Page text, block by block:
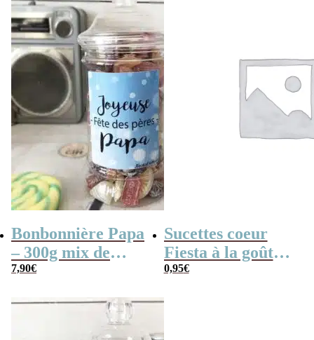
Bonbonnière Papa
– 300g mix de
bonbons anciens –
pères Papa”
7,90€
Sucettes coeur
Fiesta à la goût
cerise x 3
0,95€